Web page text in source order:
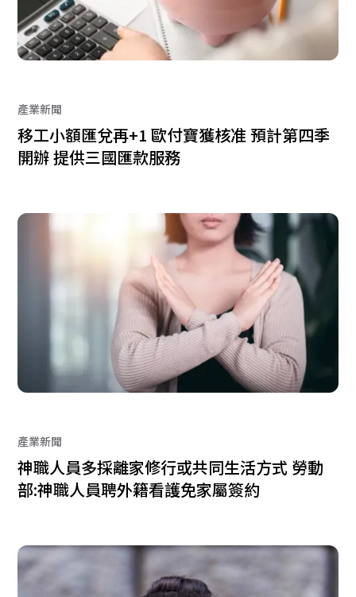
產業新聞
移工小額匯兌再+1 歐付寶獲核准 預計第四季
開辦 提供三國匯款服務
產業新聞
神職人員多採離家修行或共同生活方式 勞動
部:神職人員聘外籍看護免家屬簽約